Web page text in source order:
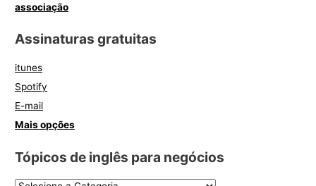
associação
Assinaturas gratuitas
itunes
Spotify
E-mail
Mais opções
Tópicos de inglês para negócios